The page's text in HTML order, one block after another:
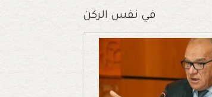
في نفس الركن